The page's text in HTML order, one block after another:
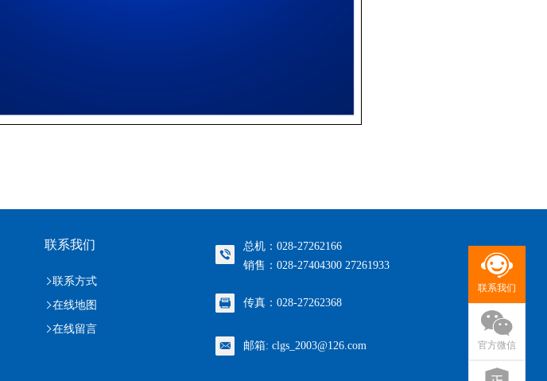
联系我们
联系方式
在线地图
在线留言
总机：028-27262166
销售：028-27404300 27261933
传真：028-27262368
邮箱: clgs_2003@126.com
联系我们
官方微信